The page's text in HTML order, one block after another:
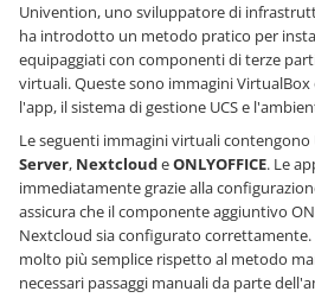
Univention, uno sviluppatore di
ha introdotto un metodo pratico per
equipaggiati con componenti di terze
virtuali. Queste sono immagini
l'app, il sistema di gestione UCS e
Le seguenti immagini virtuali contengono
Server, NextcloudeONLYOFFICE. Le
immediatamente grazie alla
assicura che il componente aggiuntivo
Nextcloud sia configurato correttamente.
molto più semplice rispetto al metodo
necessari passaggi manuali da parte